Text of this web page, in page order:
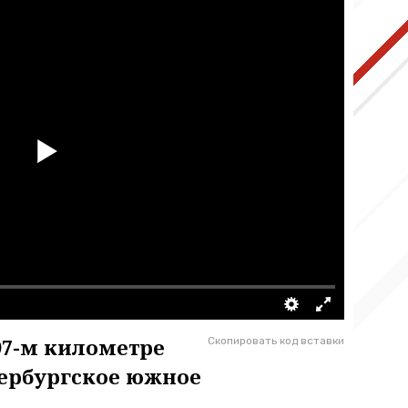
Скопировать код вставки
м километре
южное